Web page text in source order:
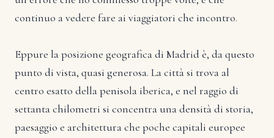
continuo a vedere fare ai viaggiatori che incontro.
Eppure la posizione geografica di Madrid è, da questo
punto di vista, quasi generosa. La città si trova al
centro esatto della penisola iberica, e nel raggio di
settanta chilometri si concentra una densità di storia,
paesaggio e architettura che poche capitali europee